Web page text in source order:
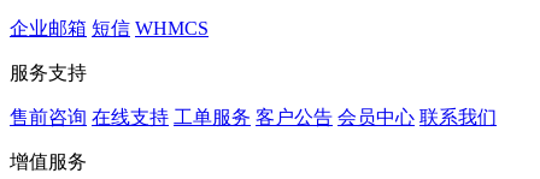
企业邮箱 短信 WHMCS
服务支持
售前咨询 在线支持 工单服务 客户公告 会员中心 联系我们
增值服务